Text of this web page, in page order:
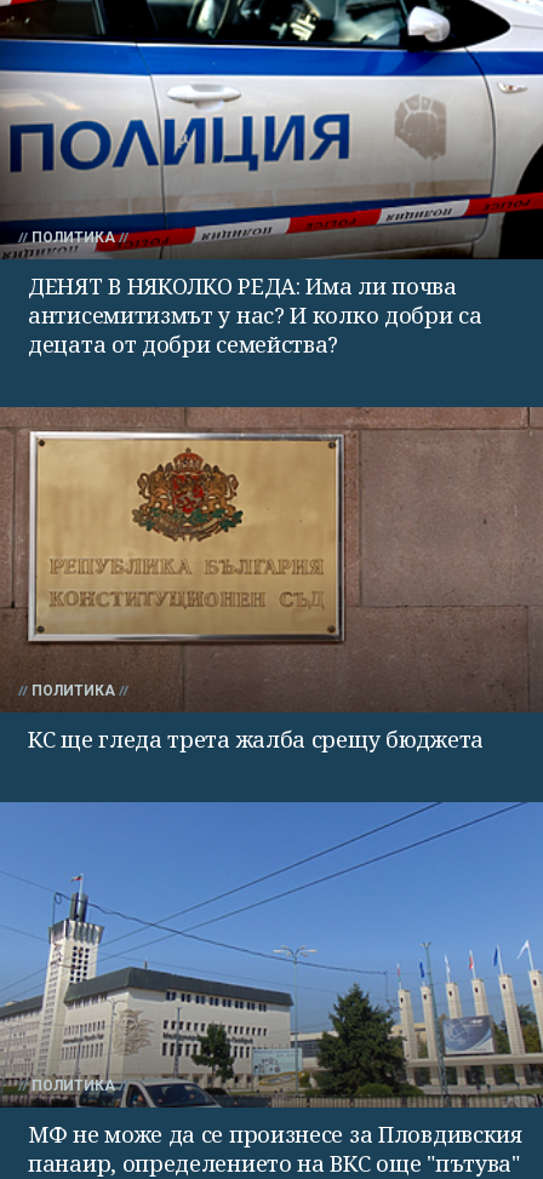
ПОЛИТИКА
ДЕНЯТ В НЯКОЛКО РЕДА: Има ли почва
антисемитизмът у нас? И колко добри са
децата от добри семейства?
ПОЛИТИКА
КС ще гледа трета жалба срещу бюджета
ПОЛИТИКА
МФ не може да се произнесе за Пловдивския
панаир, определението на ВКС още "пътува"